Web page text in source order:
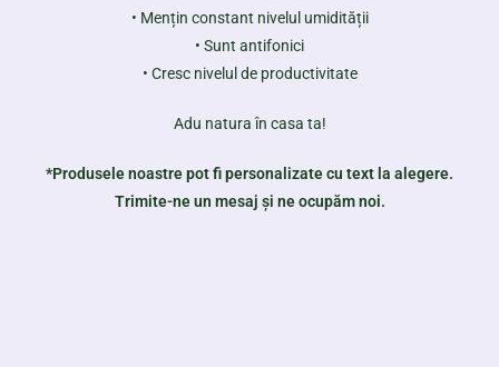
• Mențin constant nivelul umidității
• Sunt antifonici
• Cresc nivelul de productivitate
Adu natura în casa ta!
*Produsele noastre pot fi personalizate cu text la alegere.
Trimite-ne un mesaj și ne ocupăm noi.